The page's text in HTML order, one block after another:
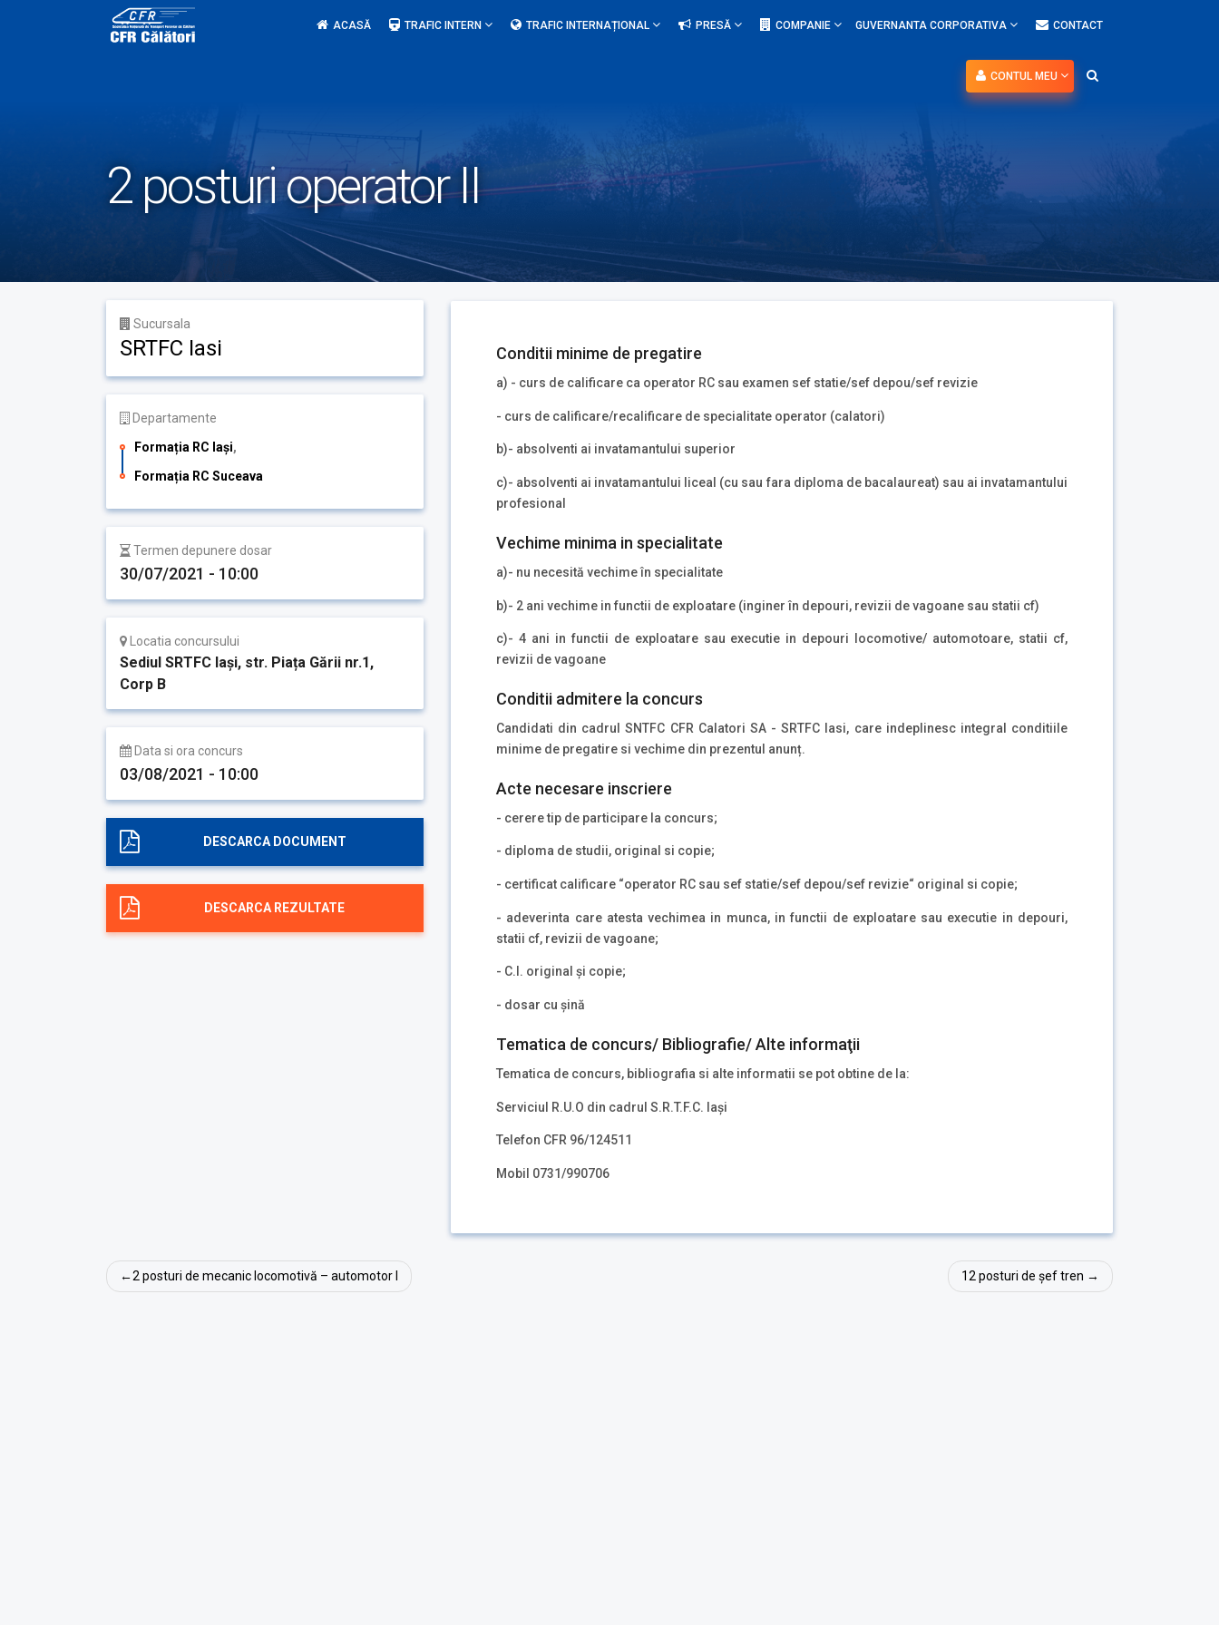
ACASĂ TRAFIC INTERN TRAFIC INTERNAȚIONAL PRESĂ COMPANIE GUVERNANTA CORPORATIVA CONTACT
CONTUL MEU
2 posturi operator II
Sucursala
SRTFC Iasi
Departamente
Formația RC Iași,
Formația RC Suceava
Termen depunere dosar
30/07/2021 - 10:00
Locatia concursului
Sediul SRTFC Iași, str. Piața Gării nr.1,
Corp B
Data si ora concurs
03/08/2021 - 10:00
DESCARCA DOCUMENT
DESCARCA REZULTATE
Conditii minime de pregatire
a) - curs de calificare ca operator RC sau examen sef statie/sef depou/sef revizie
- curs de calificare/recalificare de specialitate operator (calatori)
b)- absolventi ai invatamantului superior
c)- absolventi ai invatamantului liceal (cu sau fara diploma de bacalaureat) sau ai invatamantului
profesional
Vechime minima in specialitate
a)- nu necesită vechime în specialitate
b)- 2 ani vechime in functii de exploatare (inginer în depouri, revizii de vagoane sau statii cf)
c)- 4 ani in functii de exploatare sau executie in depouri locomotive/ automotoare, statii cf,
revizii de vagoane
Conditii admitere la concurs
Candidati din cadrul SNTFC CFR Calatori SA - SRTFC Iasi, care indeplinesc integral conditiile
minime de pregatire si vechime din prezentul anunț.
Acte necesare inscriere
- cerere tip de participare la concurs;
- diploma de studii, original si copie;
- certificat calificare “operator RC sau sef statie/sef depou/sef revizie“ original si copie;
- adeverinta care atesta vechimea in munca, in functii de exploatare sau executie in depouri,
statii cf, revizii de vagoane;
- C.I. original și copie;
- dosar cu șină
Tematica de concurs/ Bibliografie/ Alte informaţii
Tematica de concurs, bibliografia si alte informatii se pot obtine de la:
Serviciul R.U.O din cadrul S.R.T.F.C. Iași
Telefon CFR 96/124511
Mobil 0731/990706
Navigare
în
2 posturi de mecanic locomotivă – automotor I 12 posturi de șef tren